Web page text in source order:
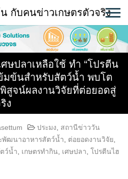
กับคนข่าวเกษตรตัวจริง
ษปลาเหลือใช้ ทำ “โปรตีน
มข้นสำหรับสัตว์น้ำ พบโต
สูจน์ผลงานวิจัยที่ต่อยอดสู่
ง
ประมง, สถานีข่าววัน
พัฒนาอาหารสัตว์น้ำ, ต่อยอดงานวิจัย,
ว์น้ำ, เกษตรทำกิน, เศษปลา, โปรตีนไฮ